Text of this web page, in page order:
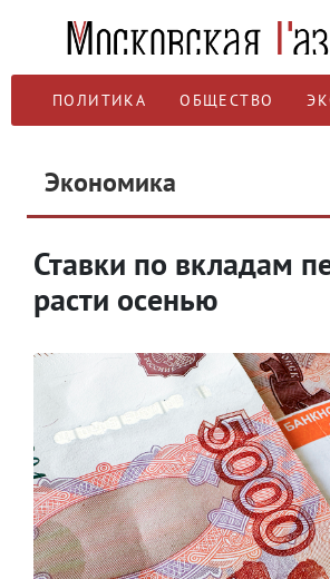
ПОЛИТИКА ОБЩЕСТВО
Экономика
Ставки по вкладам
расти осенью